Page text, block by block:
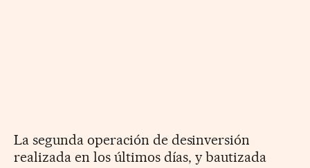
La segunda operación de desinversión
realizada en los últimos días, y bautizada